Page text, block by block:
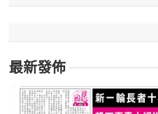
最新發佈